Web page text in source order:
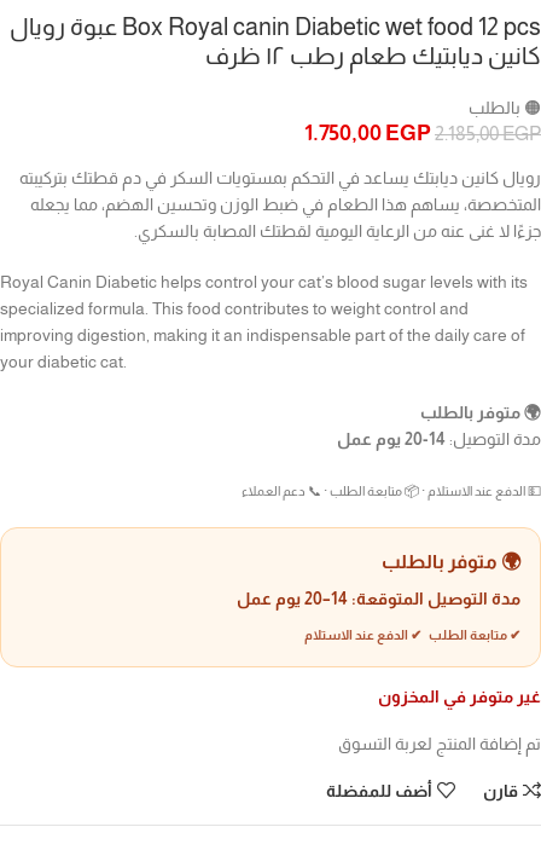
Box Royal canin Diabetic wet food 12 pcs عبوة رويال
كانين ديابتيك طعام رطب ١٢ ظرف
🟠 بالطلب
2.185,00EGP
1.750,00 EGP
رويال كانين ديابتك يساعد في التحكم بمستويات السكر في دم قطتك بتركيبته
المتخصصة، يساهم هذا الطعام في ضبط الوزن وتحسين الهضم، مما يجعله
جزءًا لا غنى عنه من الرعاية اليومية لقطتك المصابة بالسكري.
Royal Canin Diabetic helps control your cat’s blood sugar levels with its
specialized formula. This food contributes to weight control and
improving digestion, making it an indispensable part of the daily care of
your diabetic cat.
🌍 متوفر بالطلب
مدة التوصيل: 14-20 يوم عمل
💵 الدفع عند الاستلام · 📦 متابعة الطلب · 📞 دعم العملاء
🌍 متوفر بالطلب
مدة التوصيل المتوقعة: 14–20 يوم عمل
✔ متابعة الطلب ✔ الدفع عند الاستلام
غير متوفر في المخزون
تم إضافة المنتج لعربة التسوق
قارن أضف للمفضلة